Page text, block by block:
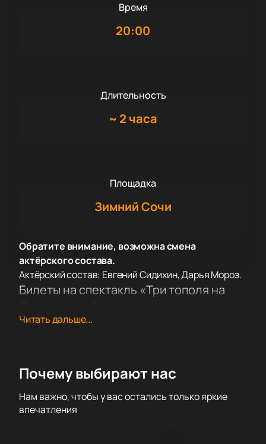
Время
20:00
Длительность
~ 2 часа
Площадка
Зимний Сочи
Обратите внимание, возможна смена
актёрского состава.
Актёрский состав: Евгений Сидихин, Дарья Мороз.
Билеты на спектакль «Три тополя на
Постановка «Три тополя на Плющихе» в Зимнем
судьбы людей, оказавшихся перед трудным
выбором. Приобретайте билеты на спектакль «Три
тополя на Плющихе» через наш сайт.
Сюжет
Читать дальше...
Почему выбирают нас
Нам важно, чтобы у вас остались только яркие
впечатления